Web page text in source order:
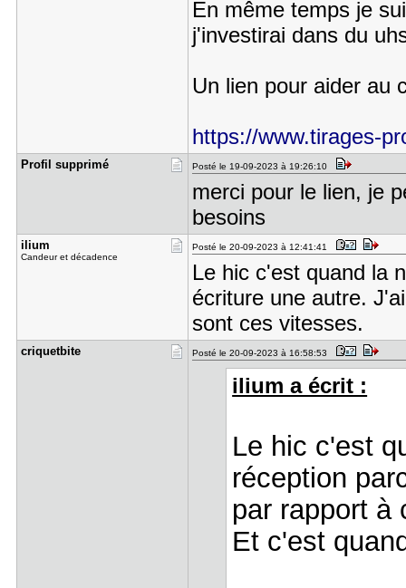
En même temps je
j'investirai dans du
Un lien pour aider au
https://www.tirages-
Profil sup​primé Posté le 19-09-2023 à 19:26:10
merci pour le lien, je
besoins
ilium
Candeur et décadence
Posté le 20-09-2023 à 12:41:41
Le hic c'est quand la
écriture une autre.
sont ces vitesses.
criquetbit​e Posté le 20-09-2023 à 16:58:53
ilium a écrit :
Le hic c'est
réception
par rapport à
Et c'est